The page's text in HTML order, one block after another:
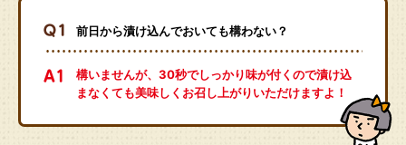
前日から漬け込んでおいても構わない？
構いませんが、30秒でしっかり味が付くので漬け込
まなくても美味しくお召し上がりいただけますよ！